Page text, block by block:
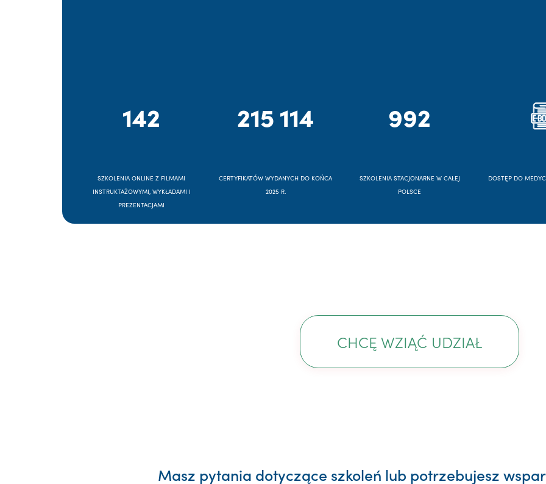
142
SZKOLENIA ONLINE Z FILMAMI
INSTRUKTAŻOWYMI, WYKŁADAMI I
PREZENTACJAMI
215 114
CERTYFIKATÓW WYDANYCH DO KOŃCA
2025 R.
992
SZKOLENIA STACJONARNE W CAŁEJ
POLSCE
DOSTĘP DO
CHCĘ WZIĄĆ UDZIAŁ
Masz pytania dotyczące szkoleń lub potrzebujesz